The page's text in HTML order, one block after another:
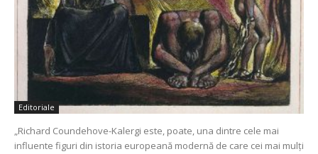
Editoriale
„Richard Coundehove-Kalergi este, poate, una dintre cele mai
influente figuri din istoria europeană modernă de care cei mai mulți